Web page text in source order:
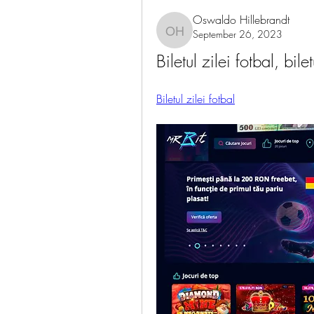
Oswaldo Hillebrandt
Oswaldo Hillebrandt
September 26, 2023
Biletul zilei fotbal,
Biletul zilei fotbal